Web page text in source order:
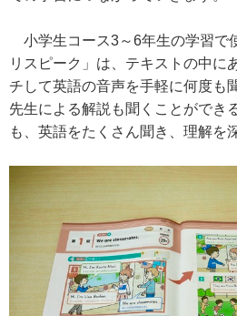
小学生コース3～6年生の学習で
リスピーク」は、テキストの中に
チして英語の音声を手軽に何度も
先生による解説も聞くことができ
も、英語をたくさん聞き、理解を